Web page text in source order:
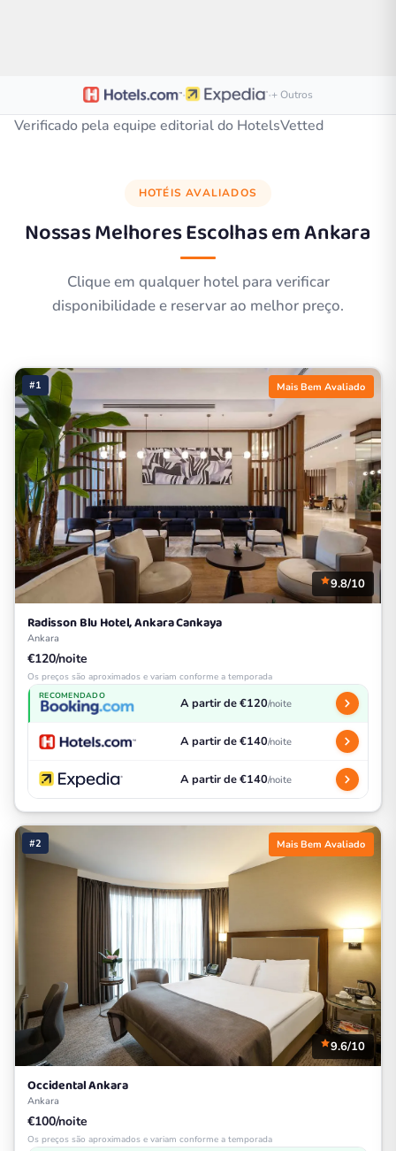
· ·+ Outros
Verificado pela equipe editorial do HotelsVetted
HOTÉIS AVALIADOS
Nossas Melhores Escolhas emAnkara
Clique em qualquer hotel para verificar
disponibilidade e reservar ao melhor preço.
#1 Mais Bem Avaliado
9.8/10
Radisson Blu Hotel, Ankara Cankaya
Ankara
€120/noite
Os preços são aproximados e variam conforme a temporada
RECOMENDADO A partir de €120/noite
A partir de €140/noite
A partir de €140/noite
#2 Mais Bem Avaliado
9.6/10
Occidental Ankara
Ankara
€100/noite
Os preços são aproximados e variam conforme a temporada